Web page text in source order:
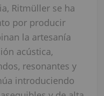
Ritmüller se ha
por producir
la artesanía
acústica,
resonantes y
introduciendo